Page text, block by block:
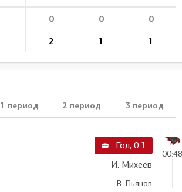
0 0 0
2 1 1
1 период 2 период 3 период
00:48
Гол, 0:1
И. Михеев
В. Пьянов